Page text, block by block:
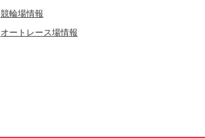
競輪場情報
オートレース場情報